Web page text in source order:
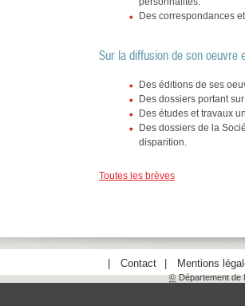
Des correspondances
Sur la diffusion de son oeuvre
Des éditions de ses
Des dossiers portant
Des études et travaux
Des dossiers de la
disparition.
Toutes les brèves
Contact Mentions
©Département de